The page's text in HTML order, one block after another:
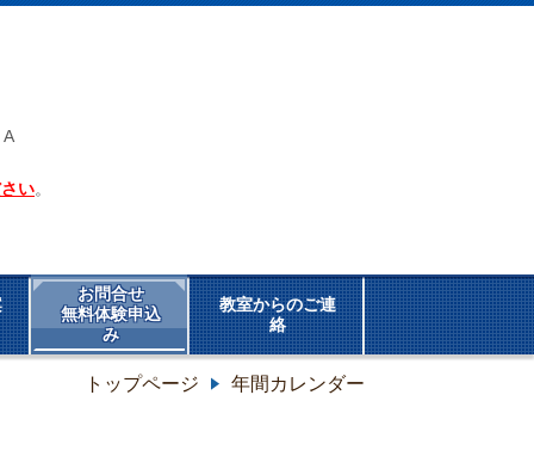
い。
お問合せ
無料体験申込
み
教室からのご連
絡
トップページ 年間カレンダー